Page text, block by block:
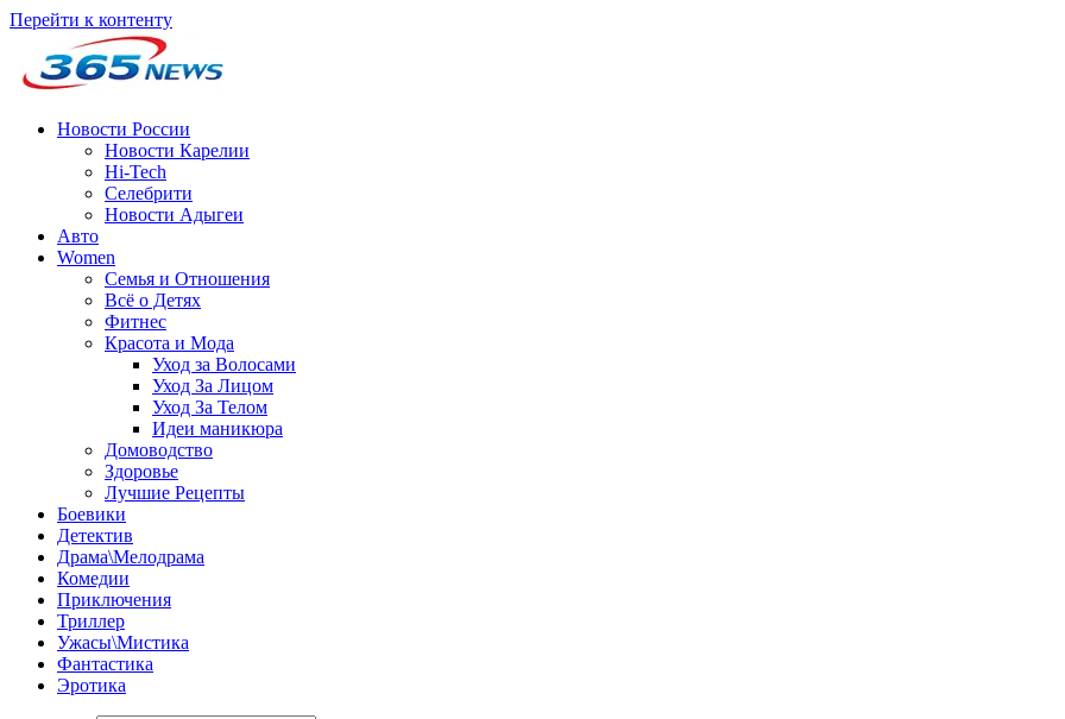
Перейти к контенту
Новости России
Новости Карелии
Hi-Tech
Селебрити
Новости Адыгеи
Авто
Women
Семья и Отношения
Всё о Детях
Фитнес
Красота и Мода
Уход за Волосами
Уход За Лицом
Уход За Телом
Идеи маникюра
Домоводство
Здоровье
Лучшие Рецепты
Боевики
Детектив
Драма\Мелодрама
Комедии
Приключения
Триллер
Ужасы\Мистика
Фантастика
Эротика